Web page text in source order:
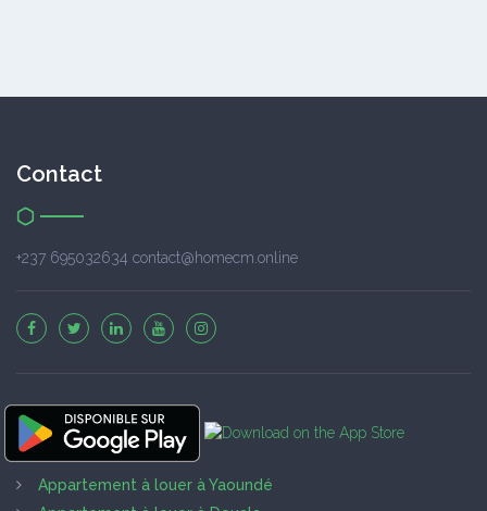
Contact
+237 695032634 contact@homecm.online
Appartement à louer à Yaoundé